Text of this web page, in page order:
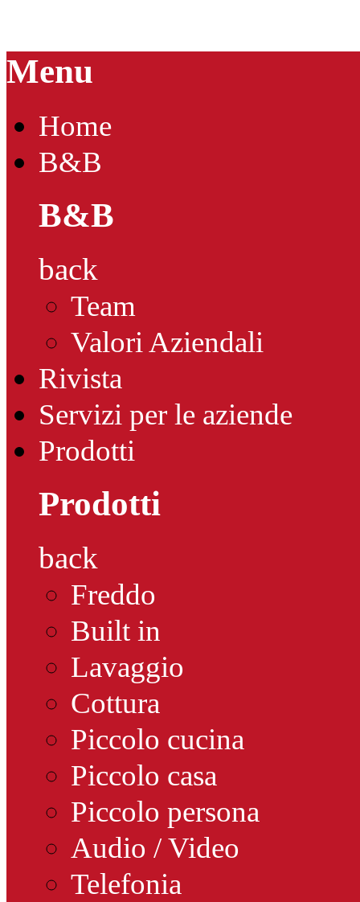
Menu
Home
B&B
B&B
back
Team
Valori Aziendali
Rivista
Servizi per le aziende
Prodotti
Prodotti
back
Freddo
Built in
Lavaggio
Cottura
Piccolo cucina
Piccolo casa
Piccolo persona
Audio / Video
Telefonia